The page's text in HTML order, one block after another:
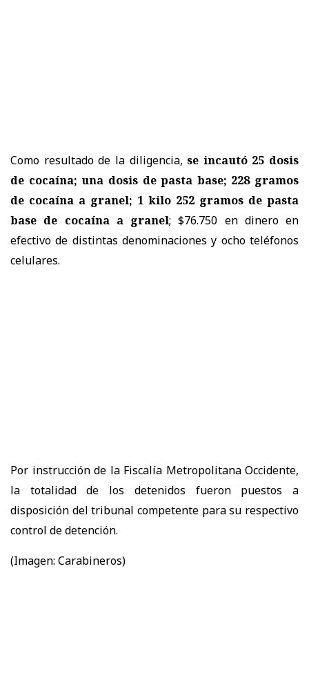
Como resultado de la diligencia,se incautó 25 dosis
de cocaína; una dosis de pasta base; 228 gramos
de cocaína a granel; 1 kilo 252 gramos de pasta
base de cocaína a granel; $76.750 en dinero en
efectivo de distintas denominaciones y ocho teléfonos
celulares.
Por instrucción de la Fiscalía Metropolitana Occidente,
la totalidad de los detenidos fueron puestos a
disposición del tribunal competente para su respectivo
control de detención.
(Imagen: Carabineros)